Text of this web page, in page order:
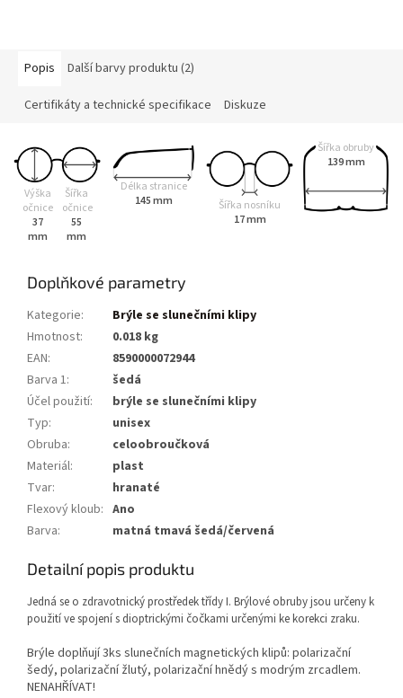
Popis Další barvy produktu (2)
Certifikáty a technické specifikace Diskuze
Výška
očnice
37
mm
Šířka
očnice
55
mm
Délka stranice
145 mm
Šířka nosníku
17 mm
Šířka obruby
139 mm
Doplňkové parametry
Kategorie:
Brýle se slunečními klipy
Hmotnost:
0.018 kg
EAN:
8590000072944
Barva 1:
šedá
Účel použití:
brýle se slunečními klipy
Typ:
unisex
Obruba:
celoobroučková
Materiál:
plast
Tvar:
hranaté
Flexový kloub: Ano
Barva: matná tmavá šedá/červená
Detailní popis produktu
Jedná se o zdravotnický prostředek třídy I. Brýlové obruby jsou určeny k
použití ve spojení s dioptrickými čočkami určenými ke korekci zraku.
Brýle doplňují 3ks slunečních magnetických klipů: polarizační
šedý, polarizační žlutý, polarizační hnědý s modrým zrcadlem.
NENAHŘÍVAT!